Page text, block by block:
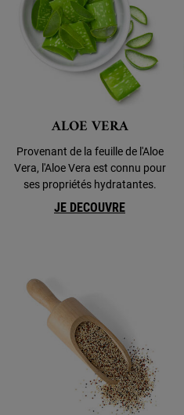
ALOE VERA
Provenant de la feuille de l'Aloe
Vera, l'Aloe Vera est connu pour
ses propriétés hydratantes.
JE DECOUVRE